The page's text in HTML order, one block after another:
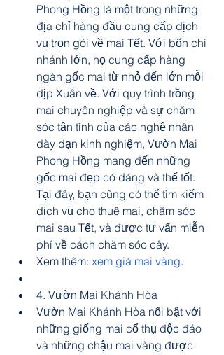
Phong Hồng là một trong những
địa chỉ hàng đầu cung cấp dịch
vụ trọn gói về mai Tết. Với bốn chi
nhánh lớn, họ cung cấp hàng
ngàn gốc mai từ nhỏ đến lớn mỗi
dịp Xuân về. Với quy trình trồng
mai chuyên nghiệp và sự chăm
sóc tận tình của các nghệ nhân
dày dạn kinh nghiệm, Vườn Mai
Phong Hồng mang đến những
gốc mai đẹp có dáng và thế tốt.
Tại đây, bạn cũng có thể tìm kiếm
dịch vụ cho thuê mai, chăm sóc
mai sau Tết, và được tư vấn miễn
phí về cách chăm sóc cây.
Xem thêm: xem giá mai vàng.
4. Vườn Mai Khánh Hòa
Vườn Mai Khánh Hòa nổi bật với
những giống mai cổ thụ độc đáo
và những chậu mai vàng được